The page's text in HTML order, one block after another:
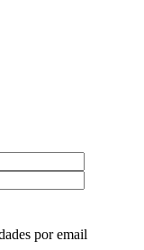
por email